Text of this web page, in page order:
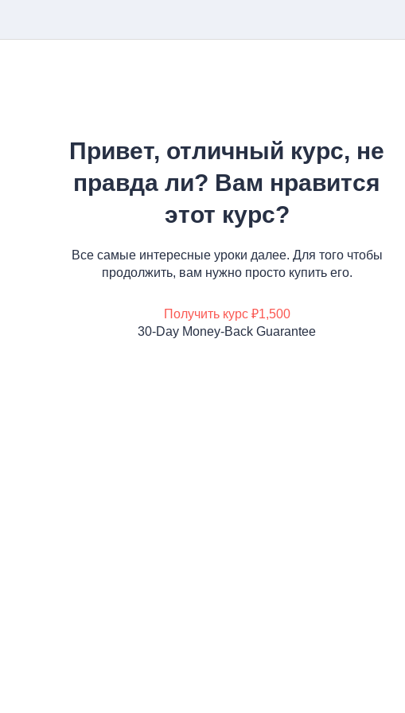
Привет, отличный курс, не
правда ли? Вам нравится
этот курс?
Все самые интересные уроки далее. Для того чтобы
продолжить, вам нужно просто купить его.
Получить курс ₽1,500
30-Day Money-Back Guarantee